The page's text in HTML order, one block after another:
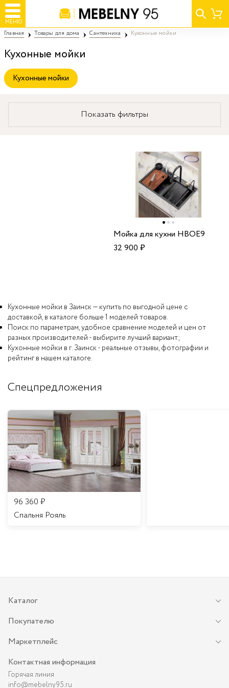
МЕНЮ
Главная Товары для дома Сантехника Кухонные мойки
Кухонные мойки
Кухонные мойки
Показать фильтры
Мойка для кухни HBOE9
32 900₽
Кухонные мойки в Заинск — купить по выгодной цене с
доставкой, в каталоге больше 1 моделей товаров.
Поиск по параметрам, удобное сравнение моделей и цен от
разных производителей - выбирите лучший вариант;
Кухонные мойки в г. Заинск - реальные отзывы, фотографии и
рейтинг в нашем каталоге.
Спецпредложения
96 360 ₽
Спальня Рояль
Каталог
Покупателю
Маркетплейс
Контактная информация
Горячая линия
info@mebelny95.ru